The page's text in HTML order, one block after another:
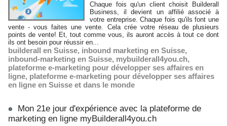
Chaque fois qu'un client choisit Builderall
Business, il devient un affilié associé à
votre entreprise. Chaque fois qu'ils font une
vente - vous faites une vente. Cela crée votre réseau de plusieurs
points de vente! Et, tout comme vous, ils auront accès à tout ce dont
ils ont besoin pour réussir en...
builderall en Suisse, inbound marketing en Suisse,
inbound-marketing en Suisse, mybuilderall4you.ch,
plateforme e-marketing pour développer ses affaires en
ligne, plateforme e-marketing pour développer ses affaires
en ligne en Suisse et dans le monde
Mon 21e jour d'expérience avec la plateforme de
marketing en ligne myBuilderall4you.ch